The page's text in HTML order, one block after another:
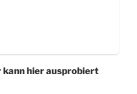
kann hier ausprobiert